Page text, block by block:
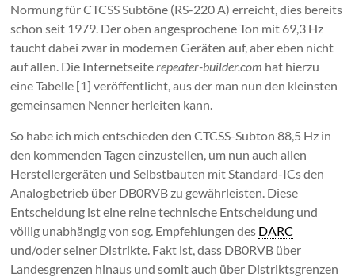
Normung für CTCSS Subtöne (RS-220 A) erreicht, dies bereits
schon seit 1979. Der oben angesprochene Ton mit 69,3 Hz
taucht dabei zwar in modernen Geräten auf, aber eben nicht
auf allen. Die Internetseiterepeater-builder.com hat hierzu
eine Tabelle [1] veröffentlicht, aus der man nun den kleinsten
gemeinsamen Nenner herleiten kann.
So habe ich mich entschieden den CTCSS-Subton 88,5 Hz in
den kommenden Tagen einzustellen, um nun auch allen
Herstellergeräten und Selbstbauten mit Standard-ICs den
Analogbetrieb über DB0RVB zu gewährleisten. Diese
Entscheidung ist eine reine technische Entscheidung und
völlig unabhängig von sog. Empfehlungen des DARC
und/oder seiner Distrikte. Fakt ist, dass DB0RVB über
Landesgrenzen hinaus und somit auch über Distriktsgrenzen